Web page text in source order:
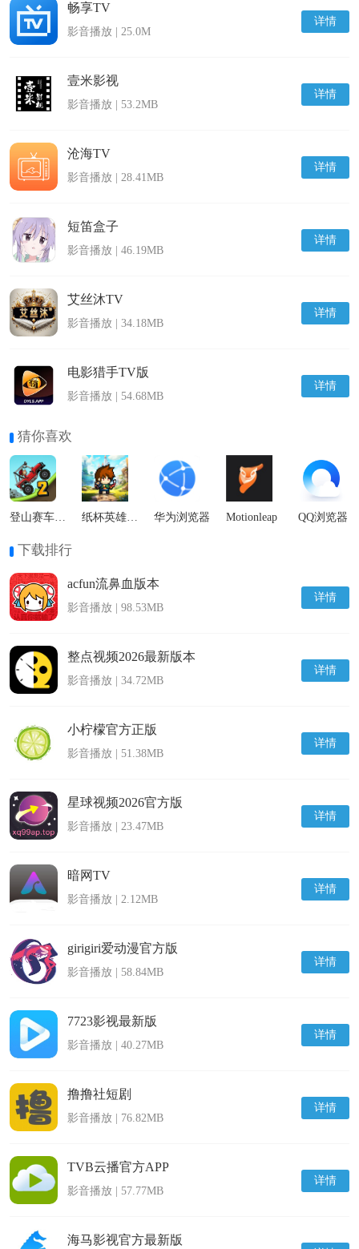
详情
畅享TV
影音播放 | 25.0M
详情
壹米影视
影音播放 | 53.2MB
详情
沧海TV
影音播放 | 28.41MB
详情
短笛盒子
影音播放 | 46.19MB
详情
艾丝沐TV
影音播放 | 34.18MB
详情
电影猎手TV版
影音播放 | 54.68MB
猜你喜欢
华为浏览器 Motionleap QQ浏览器
下载排行
详情
acfun流鼻血版本
影音播放 | 98.53MB
详情
整点视频2026最新版本
影音播放 | 34.72MB
详情
小柠檬官方正版
影音播放 | 51.38MB
详情
星球视频2026官方版
影音播放 | 23.47MB
详情
暗网TV
影音播放 | 2.12MB
详情
girigiri爱动漫官方版
影音播放 | 58.84MB
详情
7723影视最新版
影音播放 | 40.27MB
详情
撸撸社短剧
影音播放 | 76.82MB
详情
TVB云播官方APP
影音播放 | 57.77MB
海马影视官方最新版